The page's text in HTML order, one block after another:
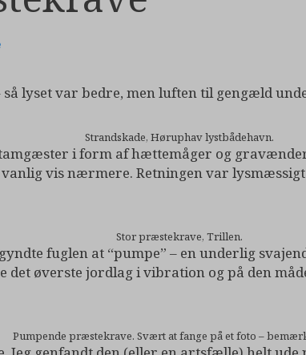
lyset var bedre, men luften til gengæld
Strandskade, Høruphav lystbådehavn.
i form af hættemåger og
vis nærmere. Retningen var
Stor præstekrave, Trillen.
fuglen at “pumpe” – en underlig
øverste jordlag i vibration og på den
Pumpende præstekrave. Svært at fange på et foto –